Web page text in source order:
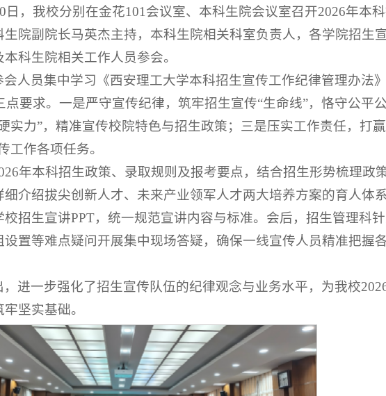
，我校分别在金花101会议室、本科生院会议室召开2026年本
院副院长马英杰主持，本科生院相关科室负责人，各学院招生
科生院相关工作人员参会。
人员集中学习《西安理工大学本科招生宣传工作纪律管理办法
要求。一是严守宣传纪律，筑牢招生宣传“生命线”，恪守公平
实力”，精准宣传校院特色与招生政策；三是压实工作责任，打
工作各项任务。
年本科招生政策、录取规则及报考要点，结合招生形势梳理政
介绍拔尖创新人才、未来产业领军人才两大培养方案的育人体
招生宣讲PPT，统一规范宣讲内容与标准。会后，招生管理科
置等难点疑问开展集中现场答疑，确保一线宣传人员精准把握
进一步强化了招生宣传队伍的纪律观念与业务水平，为我校
坚实基础。